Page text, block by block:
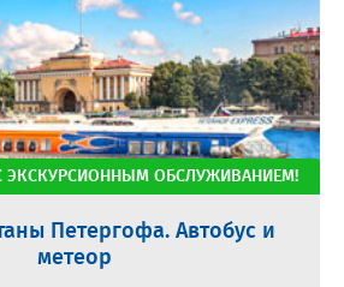
Петергофа. Автобус и
метеор
ЭКСКУРСИОННЫМ ОБСЛУЖИВАНИЕМ!